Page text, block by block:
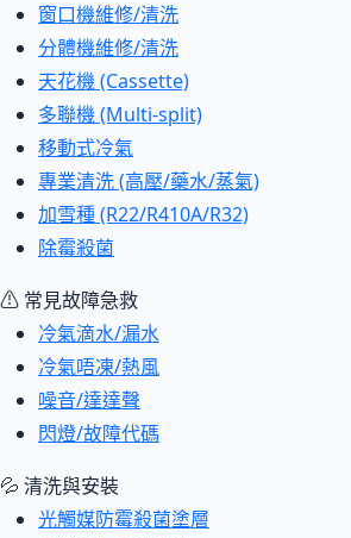
窗口機維修/清洗
分體機維修/清洗
天花機 (Cassette)
多聯機 (Multi-split)
移動式冷氣
專業清洗 (高壓/藥水/蒸氣)
加雪種 (R22/R410A/R32)
除霉殺菌
⚠ 常見故障急救
冷氣滴水/漏水
冷氣唔凍/熱風
噪音/達達聲
閃燈/故障代碼
💦 清洗與安裝
光觸媒防霉殺菌塗層